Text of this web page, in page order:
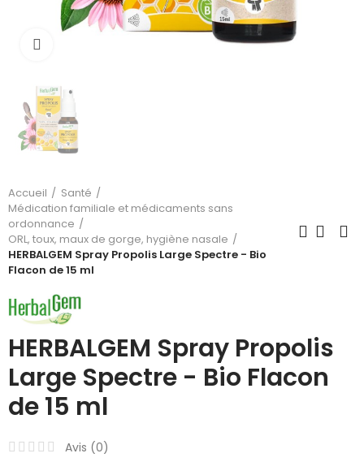
Accueil
Santé
Médication familiale et médicaments sans
ordonnance
ORL, toux, maux de gorge, hygiène nasale
HERBALGEM Spray Propolis Large Spectre - Bio
Flacon de 15 ml
HERBALGEM Spray Propolis
Large Spectre - Bio Flacon
de 15 ml
Avis (0)